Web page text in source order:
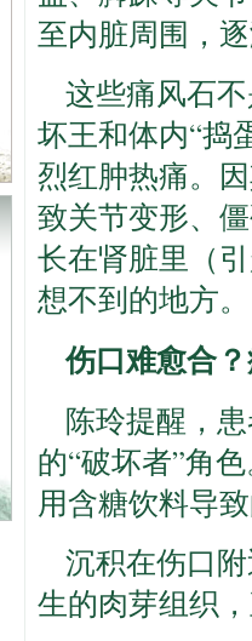
至内脏周围，
这些痛风石
坏王和体内“捣
烈红肿热痛。
致关节变形、
长在肾脏里（
想不到的地方。
伤口难愈合
陈玲提醒，
的“破坏者”角
用含糖饮料导
沉积在伤口
生的肉芽组织